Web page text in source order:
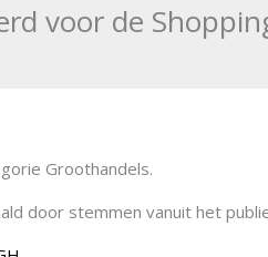
voor de
Groothandels.
door stemmen vanuit het